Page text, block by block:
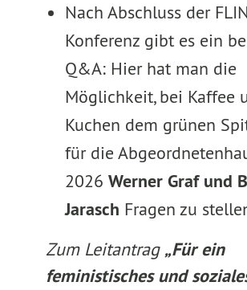
Nach Abschluss der
Konferenz gibt es ein
Q&A: Hier hat man die
Möglichkeit, bei Kaffee
Kuchen dem grünen
für die
2026 Werner Graf und
Jarasch Fragen zu
Zum Leitantrag „Für ein
feministisches und